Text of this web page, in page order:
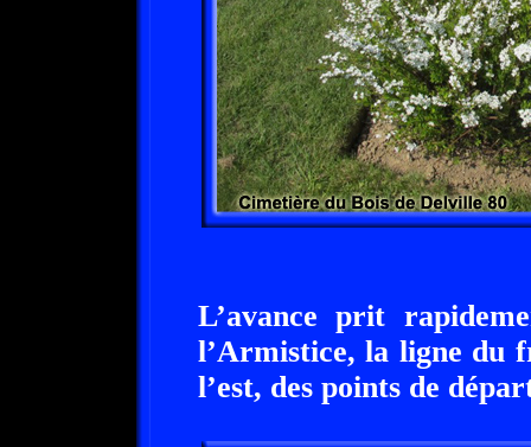
L’avance prit
l’Armistice, la ligne du
l’est, des points de